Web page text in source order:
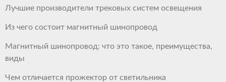
Лучшие производители трековых систем освещения
Из чего состоит магнитный шинопровод
Магнитный шинопровод: что это такое, преимущества,
виды
Чем отличается прожектор от светильника